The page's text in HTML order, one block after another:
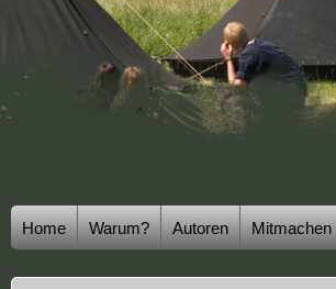
Home Warum? Autoren Mitmachen